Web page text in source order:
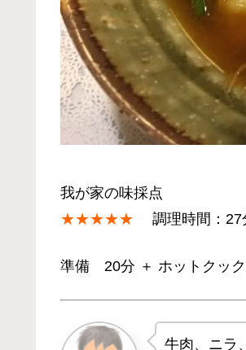
我が家の味採点
★★★★★ 調理時間：27
準備 20分 ＋ ホットクック
牛肉、ニラ